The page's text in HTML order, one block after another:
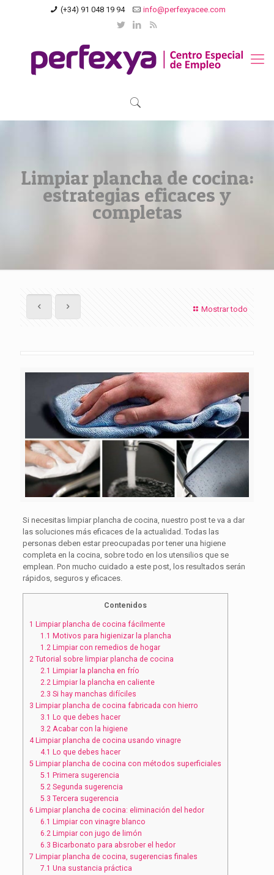
(+34) 91 048 19 94 info@perfexyacee.com
Limpiar plancha de cocina:
estrategias eficaces y
completas
Mostrar todo
Si necesitas limpiar plancha de cocina, nuestro post te va a dar
las soluciones más eficaces de la actualidad. Todas las
personas deben estar preocupadas por tener una higiene
completa en la cocina, sobre todo en los utensilios que se
emplean. Pon mucho cuidado a este post, los resultados serán
rápidos, seguros y eficaces.
Contenidos
1 Limpiar plancha de cocina fácilmente
1.1 Motivos para higienizar la plancha
1.2 Limpiar con remedios de hogar
2Tutorial sobre limpiar plancha de cocina
2.1 Limpiar la plancha en frío
2.2 Limpiar la plancha en caliente
2.3 Si hay manchas difíciles
3 Limpiar plancha de cocina fabricada con hierro
3.1 Lo que debes hacer
3.2 Acabar con la higiene
4Limpiar plancha de cocina usando vinagre
4.1 Lo que debes hacer
5Limpiar plancha de cocina con métodos superficiales
5.1 Primera sugerencia
5.2 Segunda sugerencia
5.3 Tercera sugerencia
6 Limpiar plancha de cocina: eliminación del hedor
6.1 Limpiar con vinagre blanco
6.2 Limpiar con jugo de limón
6.3 Bicarbonato para absrober el hedor
7 Limpiar plancha de cocina, sugerencias finales
7.1 Una sustancia práctica